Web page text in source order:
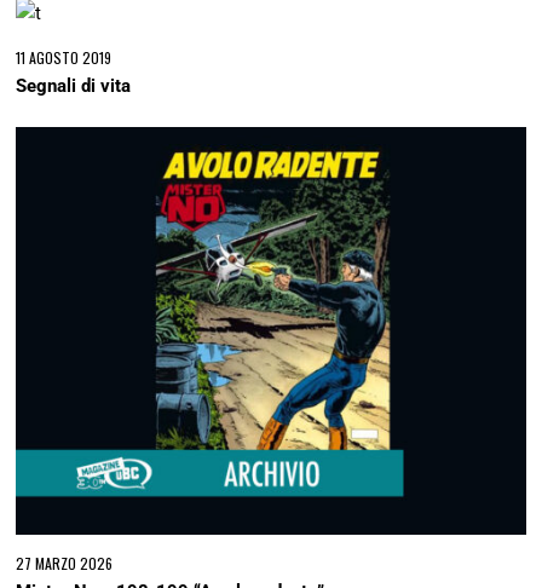
11 AGOSTO 2019
Segnali di vita
27 MARZO 2026